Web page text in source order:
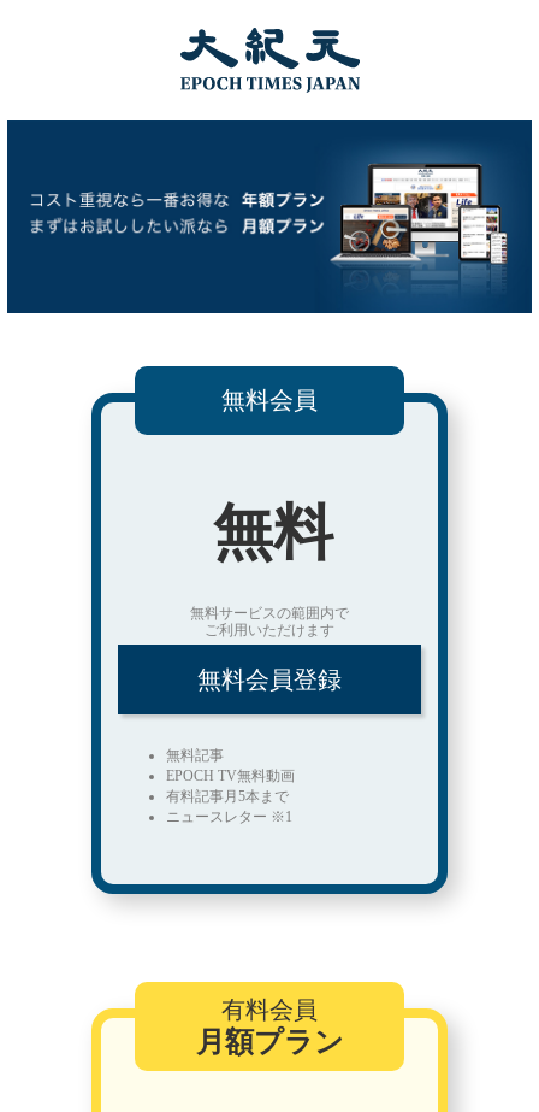
無料会員
無料
無料サービスの範囲内で
ご利用いただけます
無料会員登録
無料記事
EPOCH TV無料動画
有料記事月5本まで
ニュースレター ※1
有料会員
月額プラン